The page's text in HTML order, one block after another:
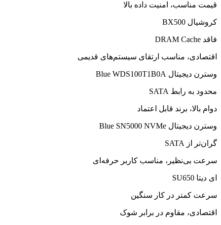
قیمت مناسب، امنیت داده بالا
کروشیال BX500
فاقد DRAM Cache
اقتصادی، مناسب ارتقای سیستم‌های قدیمی
وسترن دیجیتال Blue WDS100T1B0A
محدود به رابط SATA
دوام بالا، برند قابل اعتماد
وسترن دیجیتال Blue SN5000 NVMe
گران‌تر از SATA
سرعت بی‌نظیر، مناسب کاربر حرفه‌ای
ای دیتا SU650
سرعت کمتر در کار سنگین
اقتصادی، مقاوم در برابر شوک